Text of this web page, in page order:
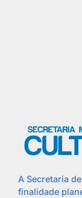
A Secretaria
finalidade